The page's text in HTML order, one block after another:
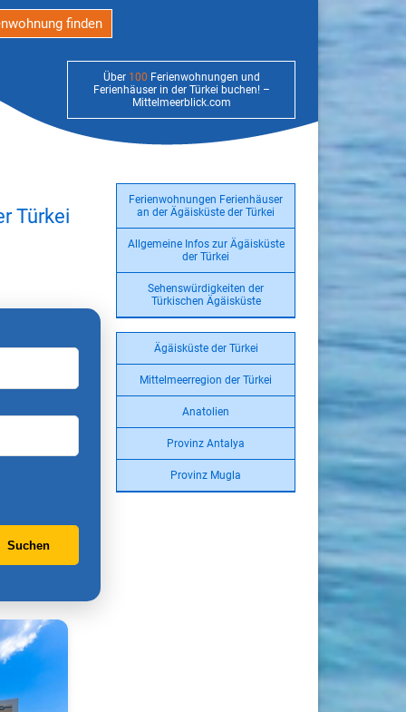
finden
Über 100 Ferienwohnungen und
Ferienhäuser in der Türkei buchen! –
Mittelmeerblick.com
Ferienwohnungen Ferienhäuser
an der Ägäisküste der Türkei
Allgemeine Infos zur Ägäisküste
der Türkei
Sehenswürdigkeiten der
Türkischen Ägäisküste
Ägäisküste der Türkei
Mittelmeerregion der Türkei
Anatolien
Provinz Antalya
Provinz Mugla
Türkei
Suchen